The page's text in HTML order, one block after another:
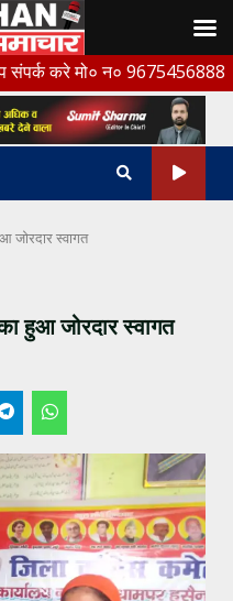
न० 9675456888
जोरदार स्वागत
हुआ जोरदार स्वागत